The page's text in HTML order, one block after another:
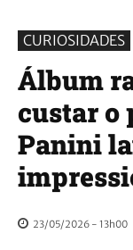
CURIOSIDADES
Álbum
custar o
Panini
23/05/2026 - 13h00